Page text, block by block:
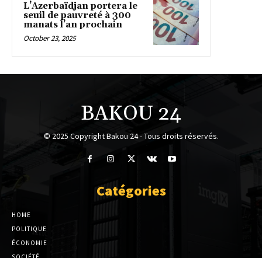
L’Azerbaïdjan portera le
seuil de pauvreté à 300
manats l’an prochain
October 23, 2025
BAKOU 24
© 2025 Copyright Bakou 24 - Tous droits réservés.
Catégories
HOME
POLITIQUE
ÉCONOMIE